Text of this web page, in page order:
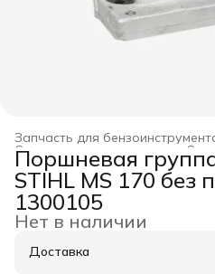
Запчасть для
Строительство и ремонт
Главная ›
Поршневая
STIHL MS 170 без
1300105
Нет в наличии
Доставка